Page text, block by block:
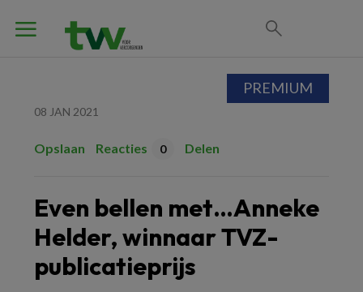
08 JAN 2021
Opslaan Reacties 0 Delen
Even bellen met…Anneke
Helder, winnaar TVZ-
publicatieprijs
PREMIUM